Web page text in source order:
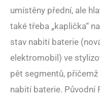
umístěny přední, ale
také třeba „kaplička“
stav nabití baterie
elektromobil) ve
pět segmentů, přičemž
nabití baterie. Původní